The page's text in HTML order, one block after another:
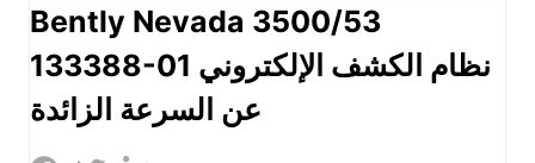
Bently Nevada 3500/53
133388-01 نظام الكشف الإلكتروني
عن السرعة الزائدة